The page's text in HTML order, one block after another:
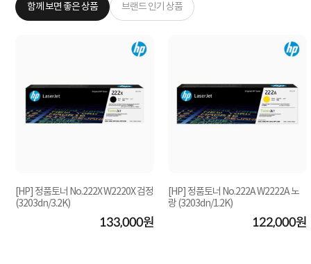
함께 보면 좋은 상품 브랜드 인기 상품
[HP] 정품토너 No.222X W2220X 검정
(3203dn/3.2K)
133,000원
[HP] 정품토너 No.222A W2222A 노
랑 (3203dn/1.2K)
122,000원